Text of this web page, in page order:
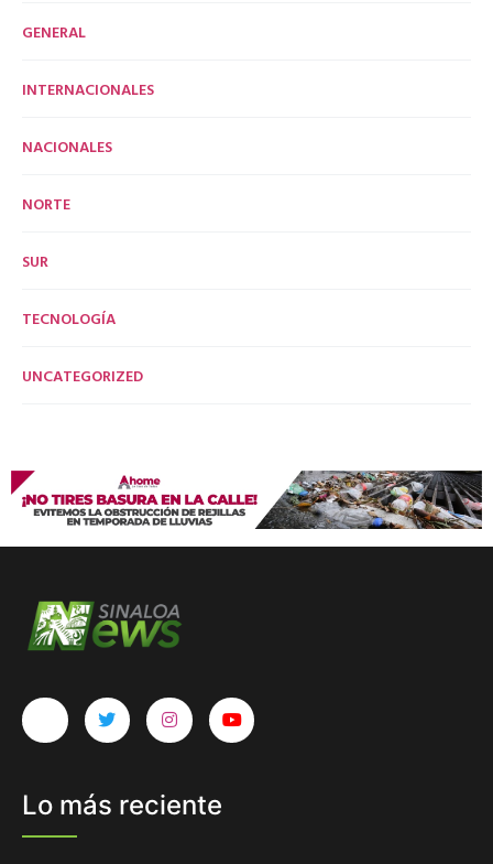
GENERAL
INTERNACIONALES
NACIONALES
NORTE
SUR
TECNOLOGÍA
UNCATEGORIZED
Lo más reciente